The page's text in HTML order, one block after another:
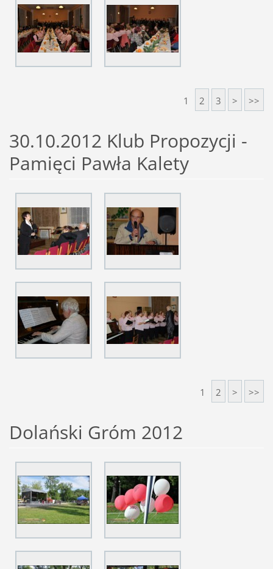
1 2 3 > >>
30.10.2012 Klub Propozycji -
Pamięci Pawła Kalety
1 2 > >>
Dolański Gróm 2012